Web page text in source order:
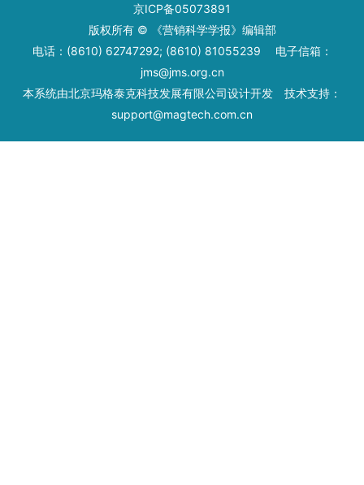
京ICP备05073891
版权所有 © 《营销科学学报》编辑部
电话：(8610) 62747292; (8610) 81055239 电子信箱：
jms@jms.org.cn
本系统由北京玛格泰克科技发展有限公司设计开发 技术支持：
support@magtech.com.cn